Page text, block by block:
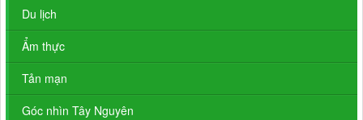
Du lịch
Ẩm thực
Tản mạn
Góc nhìn Tây Nguyên